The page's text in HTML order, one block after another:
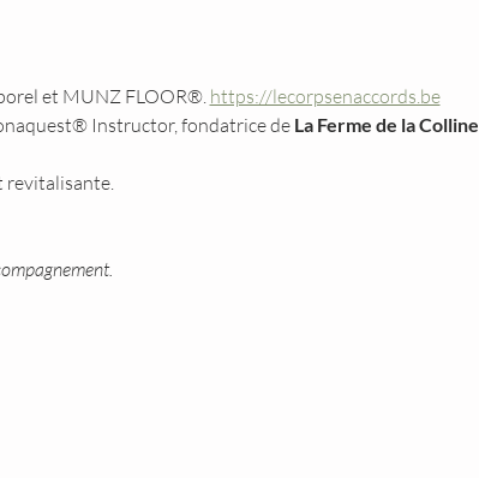
et MUNZ FLOOR®. https://lecorpsenaccords.be
Instructor, fondatrice de La Ferme de la Colline
revitalisante.